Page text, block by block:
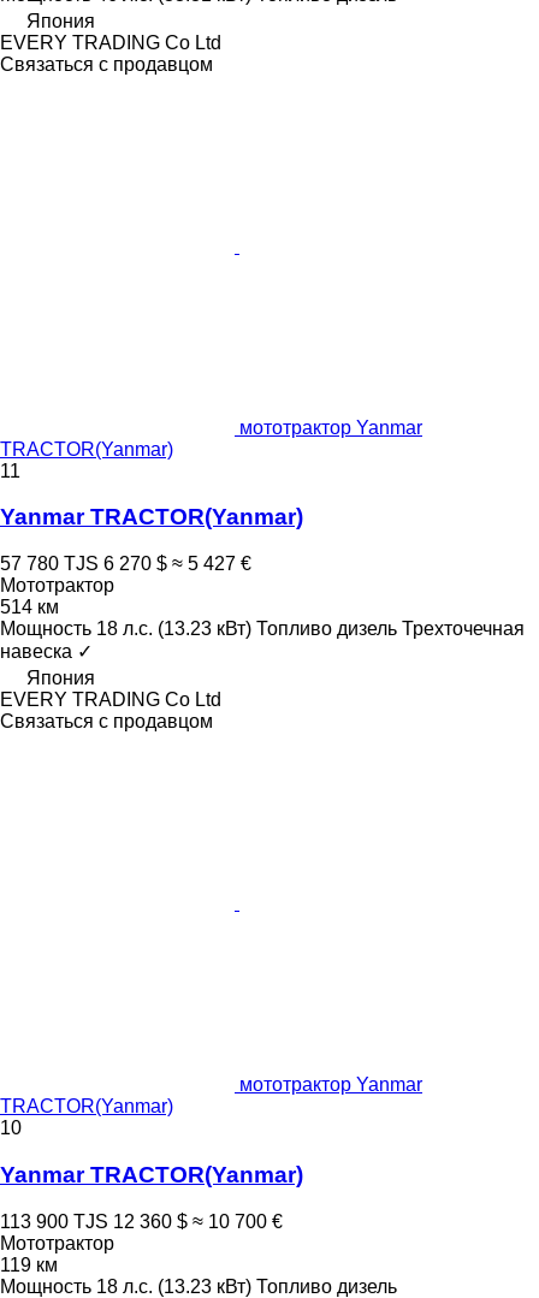
Япония
EVERY TRADING Co Ltd
Связаться с продавцом
мототрактор Yanmar
TRACTOR(Yanmar)
11
Yanmar TRACTOR(Yanmar)
57 780 TJS 6 270 $ ≈ 5 427 €
Мототрактор
514 км
Мощность 18 л.с. (13.23 кВт) Топливо дизель Трехточечная
навеска ✓
Япония
EVERY TRADING Co Ltd
Связаться с продавцом
мототрактор Yanmar
TRACTOR(Yanmar)
10
Yanmar TRACTOR(Yanmar)
113 900 TJS 12 360 $ ≈ 10 700 €
Мототрактор
119 км
Мощность 18 л.с. (13.23 кВт) Топливо дизель